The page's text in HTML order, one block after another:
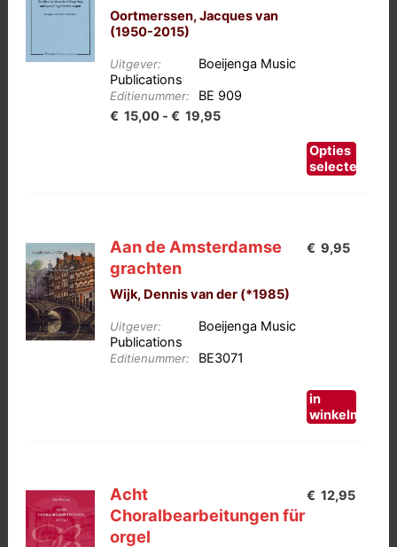
Oortmerssen, Jacques van
(1950-2015)
Uitgever:
Boeijenga Music
Publications
Editienummer:
BE 909
€ 15,00 - € 19,95Prijsklasse:
Opties
selecteren
Deze
optie
kan
worden
op
Aan de Amsterdamse
grachten
Wijk, Dennis van der (*1985)
Uitgever:
Boeijenga Music
Publications
Editienummer: BE3071
€ 9,95
in
winkelmand
Acht
Choralbearbeitungen für
orgel
€ 12,95